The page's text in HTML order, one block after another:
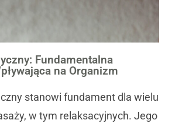
Fundamentalna
na Organizm
stanowi fundament dla wielu
w tym relaksacyjnych. Jego